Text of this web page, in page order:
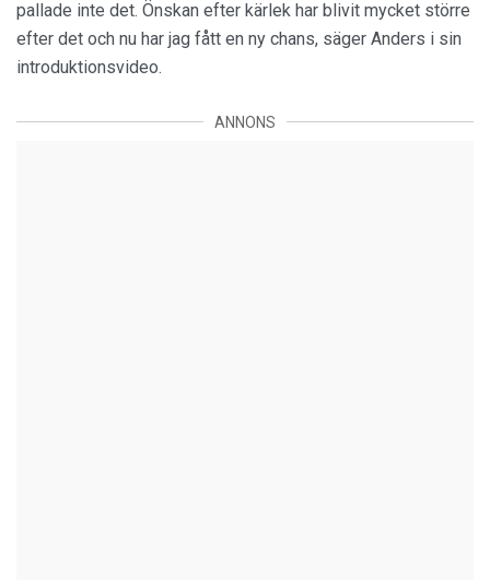
pallade inte det. Önskan efter kärlek har blivit mycket större
efter det och nu har jag fått en ny chans, säger Anders i sin
introduktionsvideo.
ANNONS